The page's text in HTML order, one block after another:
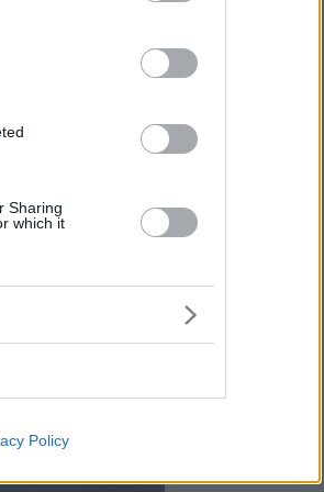
Sharing
which it
Policy
και πιο
βαθύτατες,
την
β' γύρο για
και
την